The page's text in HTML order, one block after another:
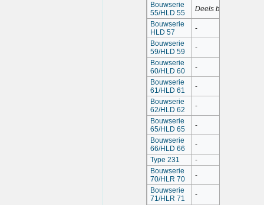
Bouwserie
55/HLD 55
Deels bewerkt
Bouwserie
HLD 57
-
Bouwserie
59/HLD 59
-
Bouwserie
60/HLD 60
-
Bouwserie
61/HLD 61
-
Bouwserie
62/HLD 62
-
Bouwserie
65/HLD 65
-
Bouwserie
66/HLD 66
-
Type 231
-
Bouwserie
70/HLR 70
-
Bouwserie
71/HLR 71
-